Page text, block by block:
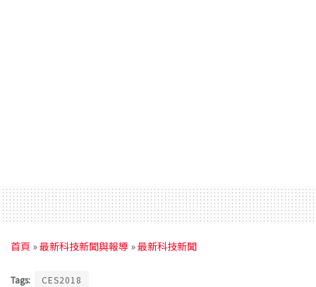
首頁 »最新科技新聞與報導 »最新科技新聞
Tags: CES2018